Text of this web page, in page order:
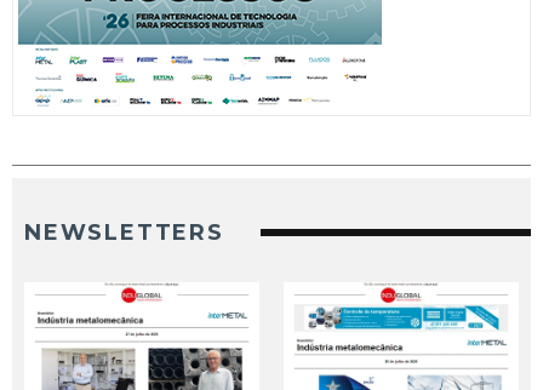
NEWSLETTERS